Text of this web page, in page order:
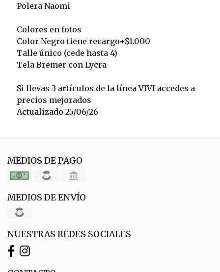
Polera Naomi
Colores en fotos
Color Negro tiene recargo+$1.000
Talle único (cede hasta 4)
Tela Bremer con Lycra
Si llevas 3 artículos de la línea VIVI accedes a
precios mejorados
Actualizado 25/06/26
MEDIOS DE PAGO
MEDIOS DE ENVÍO
NUESTRAS REDES SOCIALES